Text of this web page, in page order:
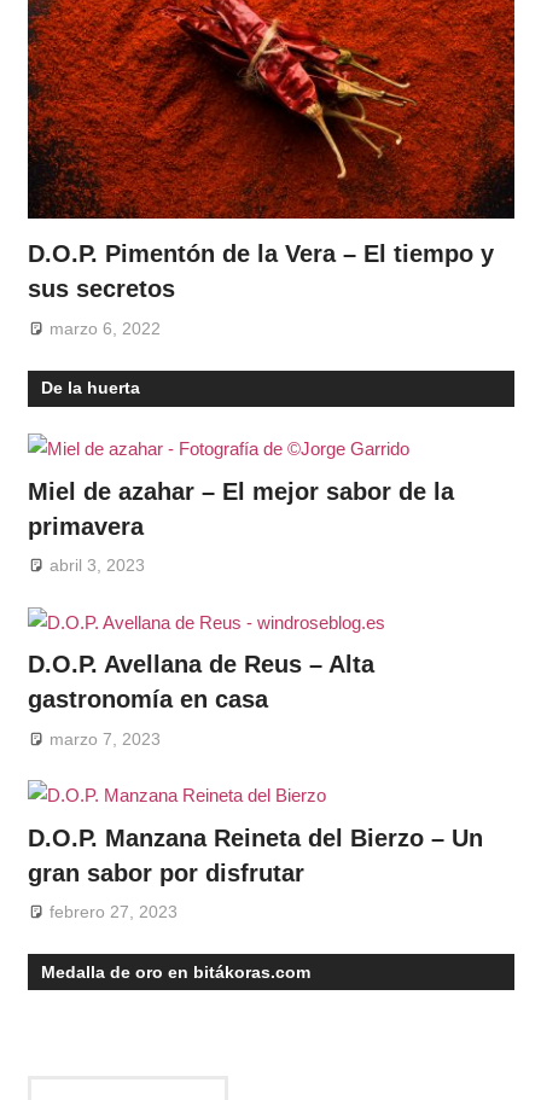
D.O.P. Pimentón de la Vera – El tiempo y
sus secretos
marzo 6, 2022
De la huerta
Miel de azahar – El mejor sabor de la
primavera
abril 3, 2023
D.O.P. Avellana de Reus – Alta
gastronomía en casa
marzo 7, 2023
D.O.P. Manzana Reineta del Bierzo – Un
gran sabor por disfrutar
febrero 27, 2023
Medalla de oro en bitákoras.com